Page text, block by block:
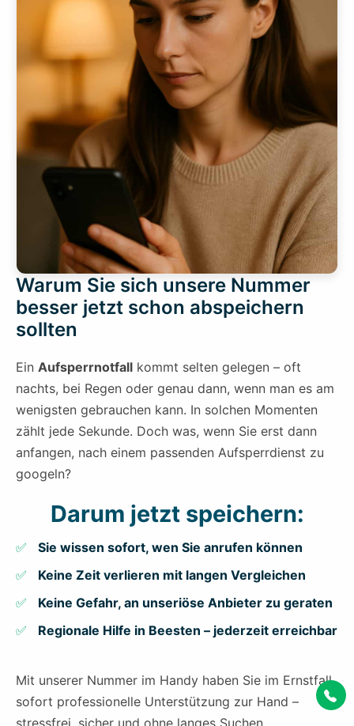
Warum Sie sich unsere Nummer
besser jetzt schon abspeichern
sollten
Ein Aufsperrnotfall kommt selten gelegen – oft
nachts, bei Regen oder genau dann, wenn man es am
wenigsten gebrauchen kann. In solchen Momenten
zählt jede Sekunde. Doch was, wenn Sie erst dann
anfangen, nach einem passenden Aufsperrdienst zu
googeln?
Darum jetzt speichern:
Sie wissen sofort, wen Sie anrufen können
Keine Zeit verlieren mit langen Vergleichen
Keine Gefahr, an unseriöse Anbieter zu geraten
Regionale Hilfe in Beesten – jederzeit erreichbar
Mit unserer Nummer im Handy haben Sie im Ernstfall
sofort professionelle Unterstützung zur Hand –